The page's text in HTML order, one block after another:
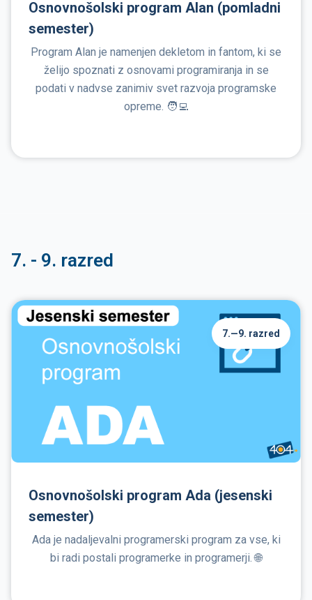
Osnovnošolski program Alan (pomladni
semester)
Program Alan je namenjen dekletom in fantom, ki se
želijo spoznati z osnovami programiranja in se
podati v nadvse zanimiv svet razvoja programske
opreme. 🧑‍💻
7. - 9. razred
7.—9. razred
Osnovnošolski program Ada (jesenski
semester)
Ada je nadaljevalni programerski program za vse, ki
bi radi postali programerke in programerji. 🌐